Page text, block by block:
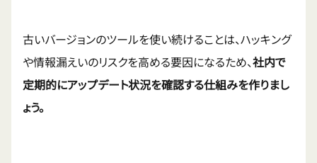
古いバージョンのツールを使い続けることは、ハッキング
や情報漏えいのリスクを高める要因になるため、社内で
定期的にアップデート状況を確認する仕組みを作りまし
ょう。